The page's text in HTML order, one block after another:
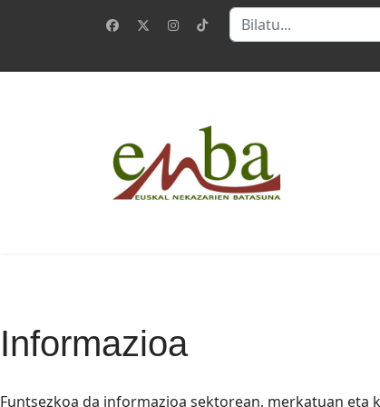
Bilatu
Informazioa
Funtsezkoa da informazioa sektorean, merkatuan